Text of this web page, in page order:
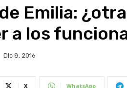
Emilia:
a los
Dic 8, 2016
X WhatsApp